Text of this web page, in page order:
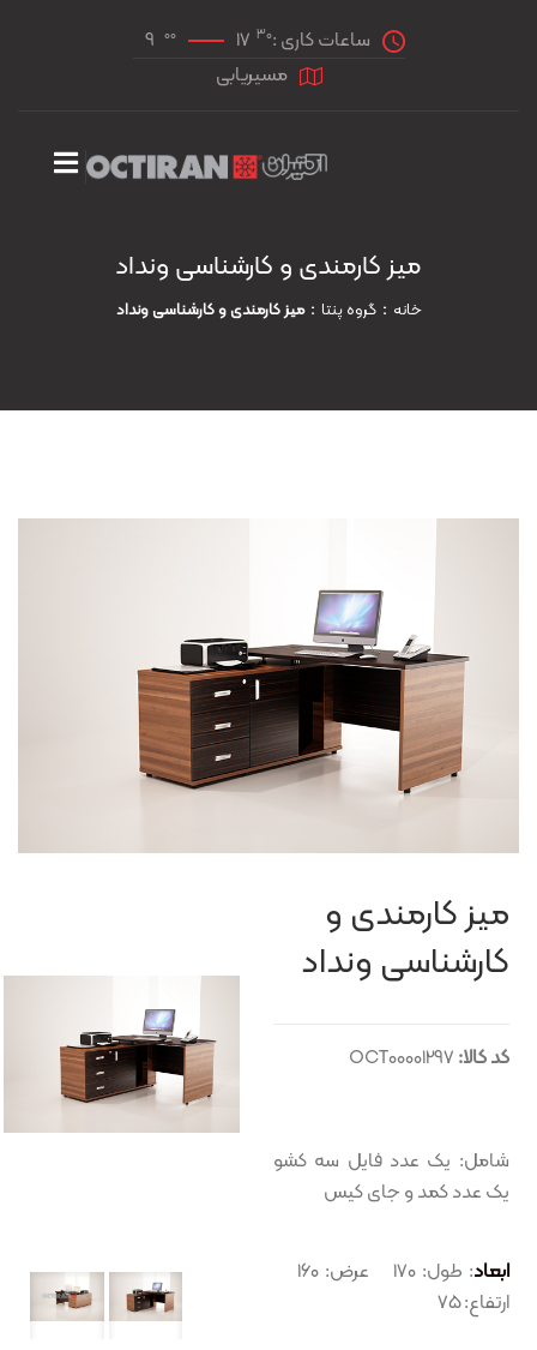
ساعات کاری : 17 30
9 00
مسیریابی
میز کارمندی و کارشناسی ونداد
خانه گروه پنتا میز کارمندی و کارشناسی ونداد
میز کارمندی و
کارشناسی ونداد
کد کالا:
شامل: یک عدد فایل سه کشو
یک عدد کمد و جای کیس
ابعاد
ارتفاع: ۷۵